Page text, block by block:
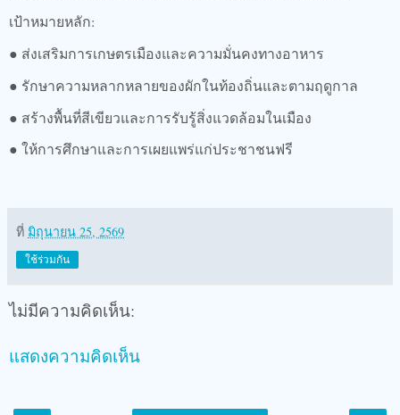
เป้าหมายหลัก:
● ส่งเสริมการเกษตรเมืองและความมั่นคงทางอาหาร
● รักษาความหลากหลายของผักในท้องถิ่นและตามฤดูกาล
● สร้างพื้นที่สีเขียวและการรับรู้สิ่งแวดล้อมในเมือง
● ให้การศึกษาและการเผยแพร่แก่ประชาชนฟรี
ที่ มิถุนายน 25, 2569
ใช้ร่วมกัน
ไม่มีความคิดเห็น:
แสดงความคิดเห็น